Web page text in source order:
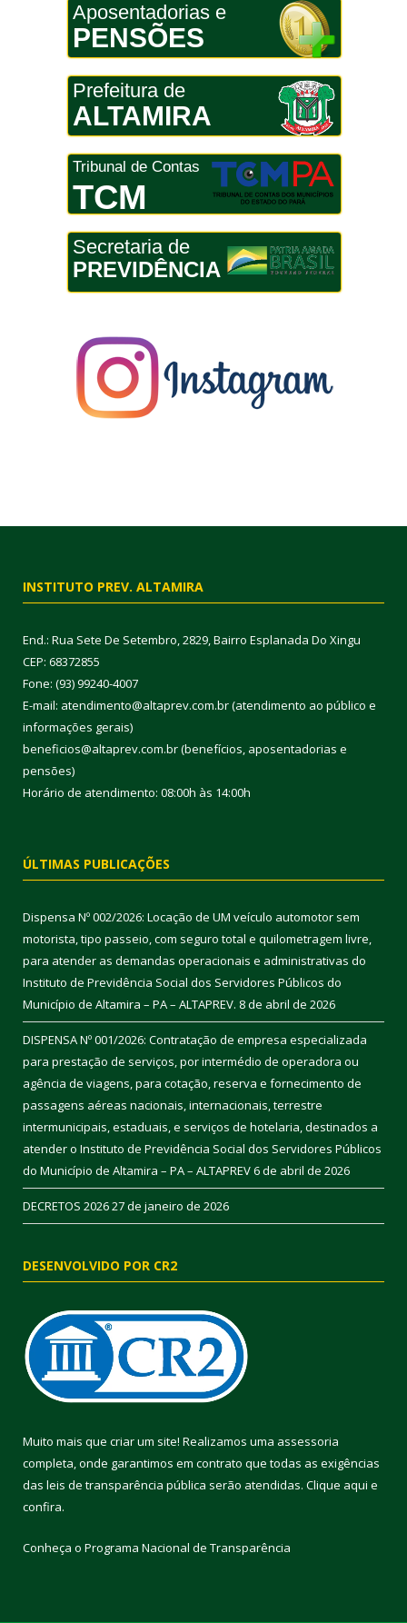
Aposentadorias e
PENSÕES
Prefeitura de
ALTAMIRA
Tribunal de Contas
TCM
Secretaria de
PREVIDÊNCIA
INSTITUTO PREV. ALTAMIRA
End.: Rua Sete De Setembro, 2829, Bairro Esplanada Do Xingu
CEP: 68372855
Fone: (93) 99240-4007
E-mail: atendimento@altaprev.com.br (atendimento ao público e
informações gerais)
beneficios@altaprev.com.br (benefícios, aposentadorias e
pensões)
Horário de atendimento: 08:00h às 14:00h
ÚLTIMAS PUBLICAÇÕES
Dispensa Nº 002/2026: Locação de UM veículo automotor sem
motorista, tipo passeio, com seguro total e quilometragem livre,
para atender as demandas operacionais e administrativas do
Instituto de Previdência Social dos Servidores Públicos do
Município de Altamira – PA – ALTAPREV. 8 de abril de 2026
DISPENSA Nº 001/2026: Contratação de empresa especializada
para prestação de serviços, por intermédio de operadora ou
agência de viagens, para cotação, reserva e fornecimento de
passagens aéreas nacionais, internacionais, terrestre
intermunicipais, estaduais, e serviços de hotelaria, destinados a
atender o Instituto de Previdência Social dos Servidores Públicos
do Município de Altamira – PA – ALTAPREV6 de abril de 2026
DECRETOS 202627 de janeiro de 2026
DESENVOLVIDO POR CR2
Muito mais que criar um site! Realizamos uma assessoria
completa, onde garantimos em contrato que todas as exigências
das leis de transparência pública serão atendidas. Clique aqui e
confira.
Conheça o Programa Nacional de Transparência